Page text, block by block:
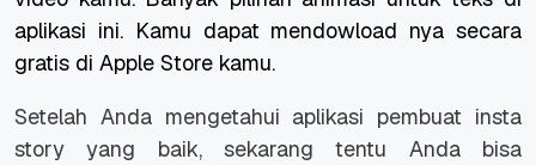
aplikasi ini. Kamu dapat mendowload nya secara
gratis di Apple Store kamu.
Setelah Anda mengetahui aplikasi pembuat insta
story yang baik, sekarang tentu Anda bisa